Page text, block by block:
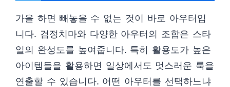
가을 하면 빼놓을 수 없는 것이 바로 아우터입
니다. 검정치마와 다양한 아우터의 조합은 스타
일의 완성도를 높여줍니다. 특히 활용도가 높은
아이템들을 활용하면 일상에서도 멋스러운 룩을
연출할 수 있습니다. 어떤 아우터를 선택하느냐